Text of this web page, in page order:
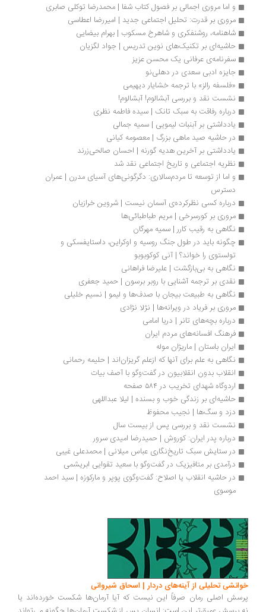
و اما مروری اجمالی بر فصول کتاب شفا | محمدرضا توکلی صابری
مروری بر قدرت: تحلیل اجتماعی جدید | امیررضا اعطاسی
شاهنامه، روشنفکری و شاهرخ مسکوب | بهرام بیضایی
حاشیه‌ای بر تکنیک‌های نوین تدریس | جواد لگزیان
سفرنامه‌‎ی عرفانی یک محسن عزیز
جایزه ادبی سعدی در دهلی‌نو
«فلسفه رالز» با ترجمه خشایار دیهیمی
نشست نقد و بررسی آبشالوم! آبشالوم!
درباره رفاقت به سبک تانک | سیده فاطمه نظری
یادداشتی بر آبنبات لیمویی | سمیه جمالی
در حاشیه صید ماهی بزرگ | معصومه کیانی
یادداشتی بر آخرین هدیه گورنه | احسان صالحی‌زرند
نظریه اجتماعی و تاریخ اجتماعی نقد شد
و اما از توسعه تا مردم‌سالاری: دگرگونی‌های آسیای مدرن | عمران
دسترس
درباره کسی نظرکرده‌ی آسمان نیست | شروین خرازیان
مروری بر کورسرخی | مریم طباطبائی‌ها
نگاهی به رقیب کارر | سمیه مهرگان
چگونه باید در طول جنگ روسیه و اوکراین، داستایفسکی و
تولستوی را خواند؟ | آنی کوکوبوبو
نگاهی به بی‌بازگشت | علیرضا فراهانی
نقدی بر ترجمه آشنایی با روبر برسون | حمید جعفری
نگاهی به طبیعت بیجان با صدف‌ها و لیمو | نسیم خلیلی
مروری بر فریاد در ویرانه‌ها | نژلا نژادی
درباره بچه‌های تانر | دریا امامی
فرهنگ افسانه‌های مردم ایران
ایران باستان | ماریژان موله
نگاهی به علم برای آنها که ازعلم گریزان‌اند | حلیمه رحمانی
انقلاب بدون انقلابیون در گفت‌وگو با آصف بیات
اردوگاه شهدای تخریب در ۵۸۴ صفحه
حاشیه‌ای بر زندگی خوب و بسنده | لیلا عبداللهی
دزد و سگ‌ها | نجیب محفوظ
نشست نقد و بررسی پس از بیست سال
درباره پدر ایران: کوروش | حمیدرضا امیدی سرور
در ستایش سبک تاریخ‌نگاری عباس میلانی | محمدعلی غیبی
درآمدی بر متافیزیک در گفت‌وگو با سعید تقوایی ابریشمی
در حاشیه انقلاب یا اصلاح: گفت‌وگوی پوپر و مارکوزه | سید احمد
تحلیلی از آینه‌های دردار | اسحاق شیروانی
اصلی رمان صرفاً این نیست که آیا آرمان‌ها شکست خورده‌اند یا